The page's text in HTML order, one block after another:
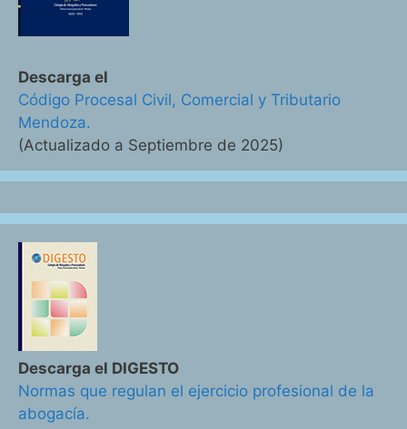
Descarga el
Código Procesal Civil, Comercial y Tributario
Mendoza.
(Actualizado a Septiembre de 2025)
Descarga el DIGESTO
Normas que regulan el ejercicio profesional de la
abogacía.